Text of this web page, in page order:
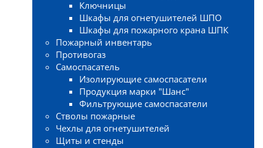
Ключницы
Шкафы для огнетушителей ШПО
Шкафы для пожарного крана ШПК
Пожарный инвентарь
Противогаз
Самоспасатель
Изолирующие самоспасатели
Продукция марки "Шанс"
Фильтрующие самоспасатели
Стволы пожарные
Чехлы для огнетушителей
Щиты и стенды